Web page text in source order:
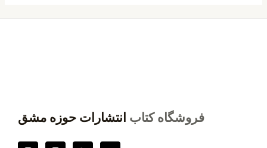
فروشگاه کتاب انتشارات حوزه مشق